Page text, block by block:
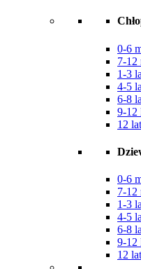
0-6
7-12
1-3
4-5
6-8
9-12
12
0-6
7-12
1-3
4-5
6-8
9-12
12